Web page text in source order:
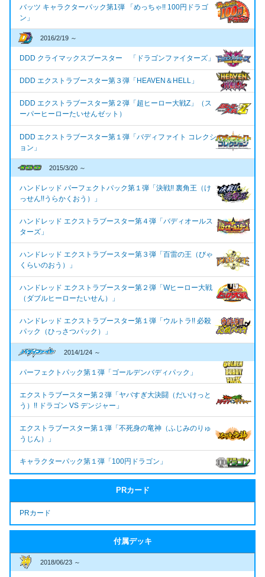
バッツ キャラクターパック第1弾 「めっちゃ!! 100円ドラゴ
ン」
2016/2/19 ～
DDD クライマックスブースター 「ドラゴンファイターズ」
DDD エクストラブースター第３弾「HEAVEN＆HELL」
DDD エクストラブースター第２弾「超ヒーロー大戦Z」（ス
ーパーヒーローたいせんゼット）
DDD エクストラブースター第１弾「バディファイト コレクシ
ョン」
2015/3/20 ～
ハンドレッド パーフェクトパック第１弾「決戦!! 裏角王（け
っせん!!うらかくおう）」
ハンドレッド エクストラブースター第４弾「バディオールス
ターズ」
ハンドレッド エクストラブースター第３弾「百雷の王（びゃ
くらいのおう）」
ハンドレッド エクストラブースター第２弾「Wヒーロー大戦
（ダブルヒーローたいせん）」
ハンドレッド エクストラブースター第１弾「ウルトラ!! 必殺
パック（ひっさつパック）」
2014/1/24 ～
パーフェクトパック第１弾「ゴールデンバディパック」
エクストラブースター第２弾「ヤバすぎ大決闘（だいけっと
う）!! ドラゴン VS デンジャー」
エクストラブースター第１弾「不死身の竜神（ふじみのりゅ
うじん）」
キャラクターパック第１弾「100円ドラゴン」
PRカード
PRカード
付属デッキ
2018/06/23 ～